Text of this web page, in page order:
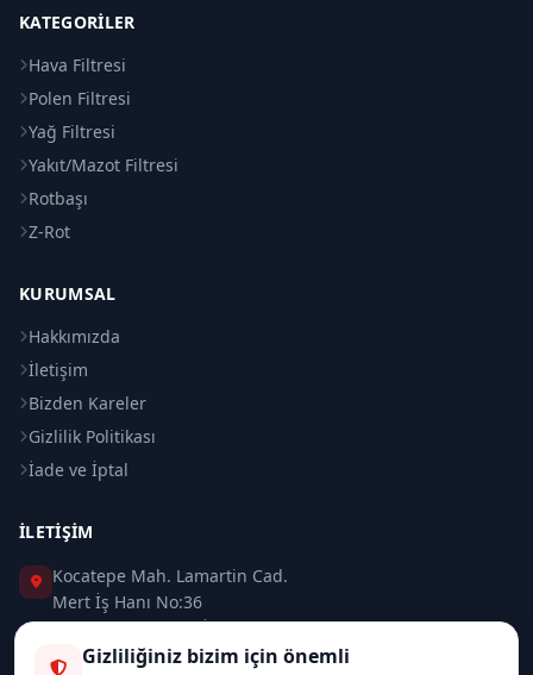
KATEGORILER
Hava Filtresi
Polen Filtresi
Yağ Filtresi
Yakıt/Mazot Filtresi
Rotbaşı
Z-Rot
KURUMSAL
Hakkımızda
İletişim
Bizden Kareler
Gizlilik Politikası
İade ve İptal
İLETIŞIM
Kocatepe Mah. Lamartin Cad.
Mert İş Hanı No:36
Taksim / Beyoğlu / İSTANBUL
Gizliliğiniz bizim için önemli